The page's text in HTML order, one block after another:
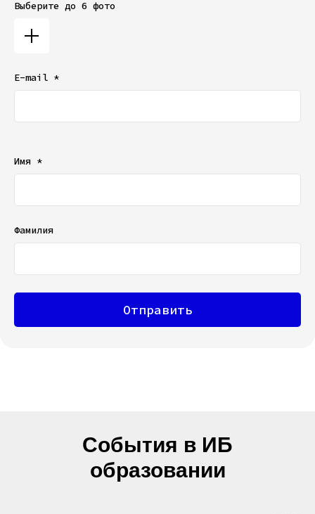
Выберите до 6 фото
E-mail *
Имя *
Фамилия
Отправить
События в ИБ
образовании